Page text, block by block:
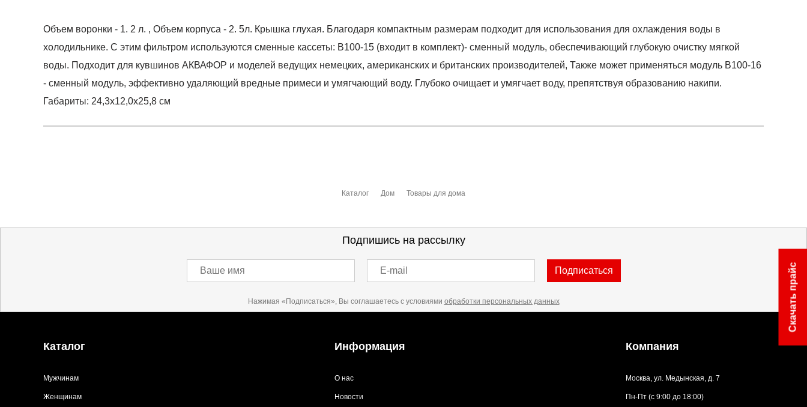
Объем воронки - 1. 2 л. , Объем корпуса - 2. 5л. Крышка глухая. Благодаря компактным размерам подходит для использования для охлаждения воды в
холодильнике. С этим фильтром используются сменные кассеты: B100-15 (входит в комплект)- сменный модуль, обеспечивающий глубокую очистку мягкой
воды. Подходит для кувшинов АКВАФОР и моделей ведущих немецких, американских и британских производителей, Также может применяться модуль B100-16
- сменный модуль, эффективно удаляющий вредные примеси и умягчающий воду. Глубоко очищает и умягчает воду, препятствуя образованию накипи.
Габариты: 24,3x12,0x25,8 см
Оплата осуществляется на расчетный счет после выставления счета менеджером.
Каталог Дом Товары для дома
Подпишись на рассылку
Ваше имя E-mail Подписаться
Нажимая «Подписаться», Вы соглашаетесь с условиями обработки персональных данных
Каталог
Мужчинам
Женщинам
Информация
О нас
Новости
Компания
Москва, ул. Медынская, д. 7
Пн-Пт (с 9:00 до 18:00)
Скачать прайс